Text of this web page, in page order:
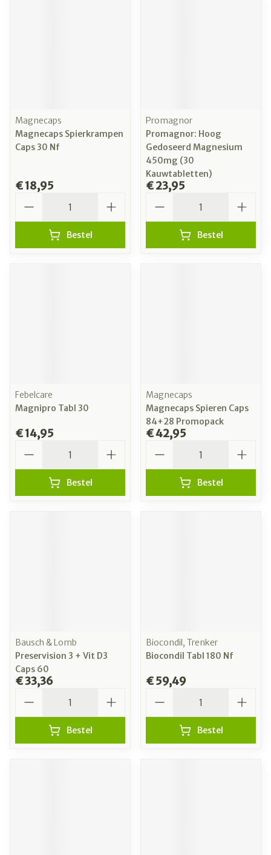
Magnecaps
Magnecaps Spierkrampen
Caps 30 Nf
€ 18,95
Bestel
Promagnor
Promagnor: Hoog
Gedoseerd Magnesium
450mg (30
Kauwtabletten)
€ 23,95
Bestel
Febelcare
Magnipro Tabl 30
€ 14,95
Bestel
Magnecaps
Magnecaps Spieren Caps
84+28 Promopack
€ 42,95
Bestel
Bausch & Lomb
Preservision 3 + Vit D3
Caps 60
€ 33,36
Bestel
Biocondil, Trenker
Biocondil Tabl 180 Nf
€ 59,49
Bestel